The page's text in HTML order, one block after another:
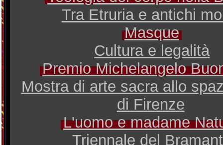
Tra Etruria e antichi
Masque
Cultura e legalità
Premio Michelangelo
Mostra di arte sacra allo
di Firenze
L'uomo e madame
Triennale del